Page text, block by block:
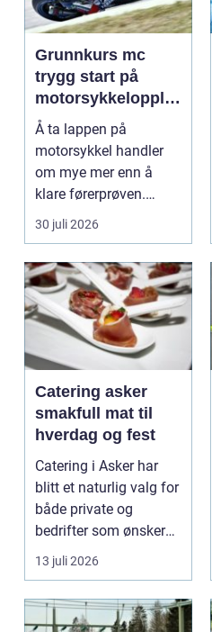
Grunnkurs mc
trygg start på
motorsykkelopplæ
ringen
Å ta lappen på
motorsykkel handler
om mye mer enn å
klare førerprøven.
Mange ønsker
frihetsfølelsen ...
30 juli 2026
Catering asker
smakfull mat til
hverdag og fest
Catering i Asker har
blitt et naturlig valg for
både private og
bedrifter som ønsker
god mat uten st...
13 juli 2026